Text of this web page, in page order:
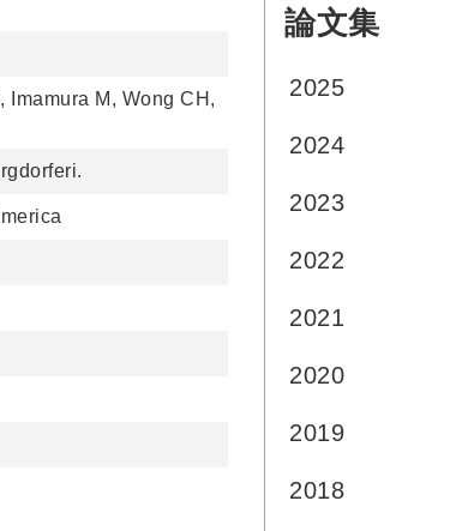
M, Wong CH,
論文集
2025
2024
2023
2022
2021
2020
2019
2018